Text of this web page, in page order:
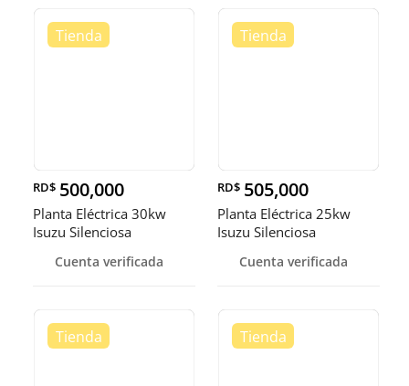
RD$ 500,000
Planta Eléctrica 30kw
Isuzu Silenciosa
Cuenta verificada
RD$ 505,000
Planta Eléctrica 25kw
Isuzu Silenciosa
Cuenta verificada